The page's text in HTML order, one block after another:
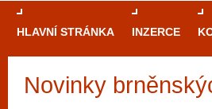
HLAVNÍ STRÁNKA INZERCE
Novinky